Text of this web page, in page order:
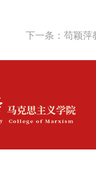
下一条：苟颖萍